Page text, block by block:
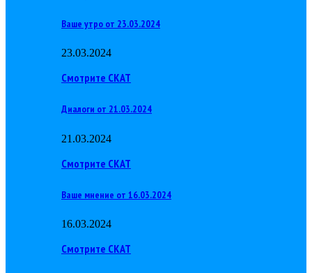
Ваше утро от 23.03.2024
23.03.2024
Смотрите СКАТ
Диалоги от 21.03.2024
21.03.2024
Смотрите СКАТ
Ваше мнение от 16.03.2024
16.03.2024
Смотрите СКАТ